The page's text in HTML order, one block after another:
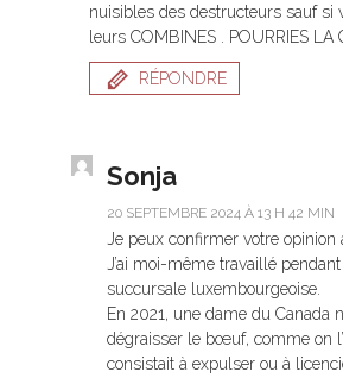
nuisibles des destructeurs sauf si
leurs COMBINES . POURRIES LA
RÉPONDRE
Sonja
20 SEPTEMBRE 2024 À 13 H 42 MIN
Je peux confirmer votre opinion
J’ai moi-même travaillé
succursale luxembourgeoise.
En 2021, une dame du Canada
dégraisser le bœuf, comme on
consistait à expulser ou à